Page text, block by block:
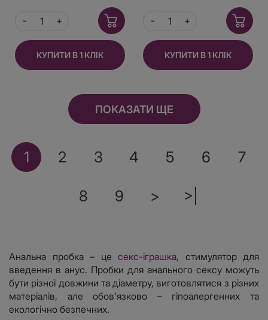
КУПИТИ В 1 КЛІК КУПИТИ В 1 КЛІК
ПОКАЗАТИ ЩЕ
1 2 3 4 5 6 7
8 9 > >|
Анальна пробка – це секс-іграшка, стимулятор для
введення в анус. Пробки для анального сексу можуть
бути різної довжини та діаметру, виготовлятися з різних
матеріалів, але обов'язково – гіпоалергенних та
екологічно безпечних.